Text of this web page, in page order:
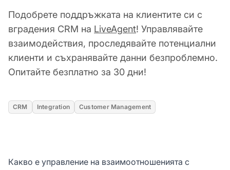
Подобрете поддръжката на клиентите си с
вградения CRM на LiveAgent! Управлявайте
взаимодействия, проследявайте потенциални
клиенти и съхранявайте данни безпроблемно.
Опитайте безплатно за 30 дни!
CRM Integration Customer Management
Какво е управление на взаимоотношенията с